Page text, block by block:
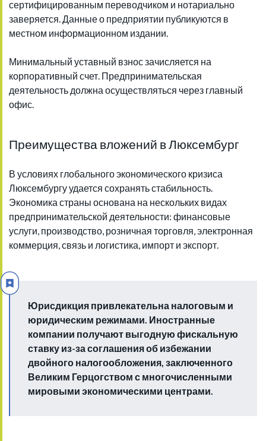
сертифицированным переводчиком и нотариально
заверяется. Данные о предприятии публикуются в
местном информационном издании.
Минимальный уставный взнос зачисляется на
корпоративный счет. Предпринимательская
деятельность должна осуществляться через главный
офис.
Преимущества вложений в Люксембург
В условиях глобального экономического кризиса
Люксембургу удается сохранять стабильность.
Экономика страны основана на нескольких видах
предпринимательской деятельности: финансовые
услуги, производство, розничная торговля, электронная
коммерция, связь и логистика, импорт и экспорт.
Юрисдикция привлекательна налоговым и
юридическим режимами. Иностранные
компании получают выгодную фискальную
ставку из-за соглашения об избежании
двойного налогообложения, заключенного
Великим Герцогством с многочисленными
мировыми экономическими центрами.